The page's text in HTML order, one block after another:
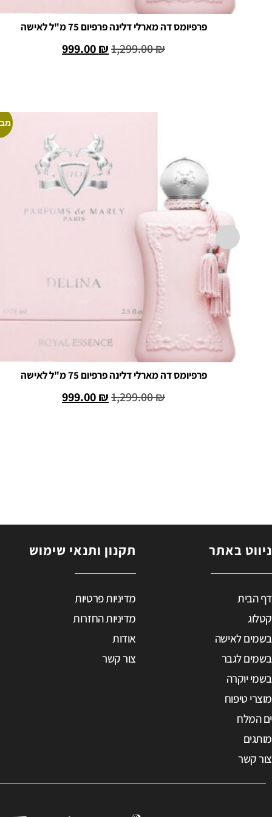
פרפיומס דה מארלי דלינה פרפיום 75 מ"ל לאישה
1,299.00₪
999.00₪
פרפיומס דה מארלי דלינה פרפיום 75 מ"ל לאישה
1,299.00₪
999.00₪
ניווט באתר
דף הבית
קטלוג
בשמים לאישה
בשמים לגבר
בשמי יוקרה
מוצרי טיפוח
ים המלח
מותגים
צור קשר
תקנון ותנאי שימוש
מדיניות פרטיות
מדיניות החזרות
אודות
צור קשר